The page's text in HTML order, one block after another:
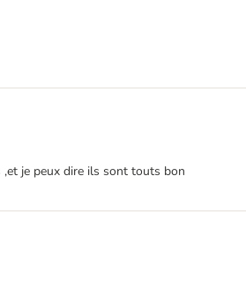
je peux dire ils sont touts bon